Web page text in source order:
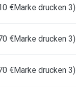
€Marke drucken 3)
€Marke drucken 3)
€Marke drucken 3)